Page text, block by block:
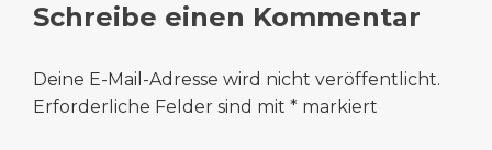
Schreibe einen Kommentar
Deine E-Mail-Adresse wird nicht veröffentlicht.
Erforderliche Felder sind mit * markiert